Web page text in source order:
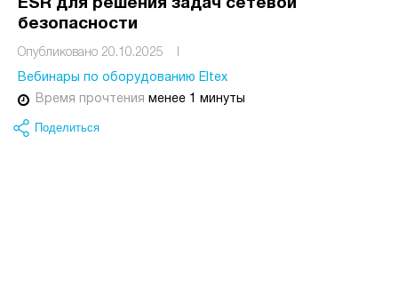
ESR для решения задач сетевой
безопасности
Опубликовано 20.10.2025
Вебинары по оборудованию Eltex
Время прочтения менее 1 минуты
Поделиться